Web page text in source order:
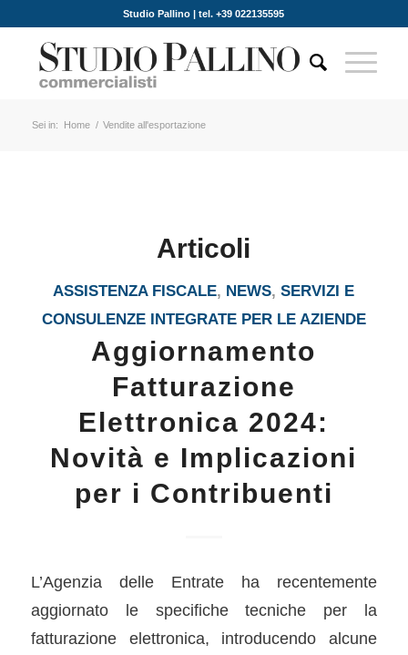
Studio Pallino | tel. +39 022135595
Sei in: Home / Vendite all'esportazione
Articoli
ASSISTENZA FISCALE, NEWS,SERVIZI E
CONSULENZE INTEGRATE PER LE AZIENDE
Aggiornamento
Fatturazione
Elettronica 2024:
Novità e Implicazioni
per i Contribuenti
L’Agenzia delle Entrate ha recentemente
aggiornato le specifiche tecniche per la
fatturazione elettronica, introducendo alcune